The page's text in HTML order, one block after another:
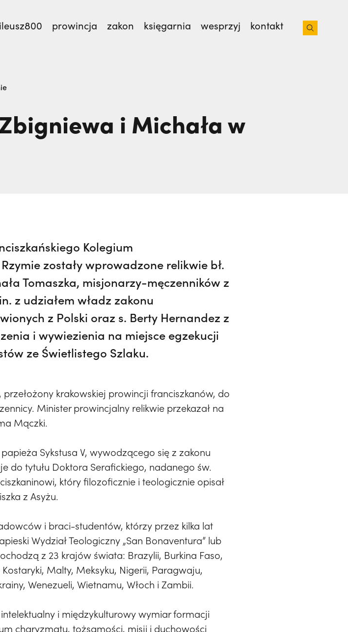
prowincja zakon księgarnia wesprzyj kontakt
i Michała w
Kolegium
zostały wprowadzone relikwie bł.
Tomaszka, misjonarzy-męczenników z
z udziałem władz zakonu
z Polski oraz s. Berty Hernandez z
i wywiezienia na miejsce egzekucji
ze Świetlistego Szlaku.
krakowskiej prowincji franciszkanów, do
Minister prowincjalny relikwie przekazał na
Mączki.
Sykstusa V, wywodzącego się z zakonu
do tytułu Doktora Serafickiego, nadanego św.
który filozoficznie i teologicznie opisał
z Asyżu.
i braci-studentów, którzy przez kilka lat
Wydział Teologiczny „San Bonaventura” lub
z 23 krajów świata: Brazylii, Burkina Faso,
Malty, Meksyku, Nigerii, Paragwaju,
Wenezueli, Wietnamu, Włoch i Zambii.
i międzykulturowy wymiar formacji
charyzmatu, tożsamości, misji i duchowości